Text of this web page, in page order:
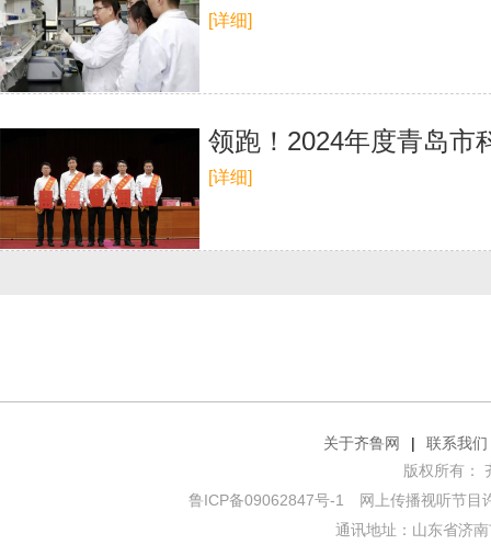
[详细]
领跑！2024年度青岛市
[详细]
关于齐鲁网 |
联系我们
版权所有：
鲁ICP备09062847号-1
网上传播视听节目
通讯地址：山东省济